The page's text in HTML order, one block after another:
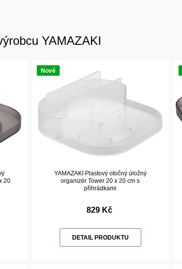
YAMAZAKI
20
Nové
YAMAZAKI Plastový otočný úložný
organizér Tower 20 x 20 cm s
přihrádkami
829 Kč
DETAIL PRODUKTU